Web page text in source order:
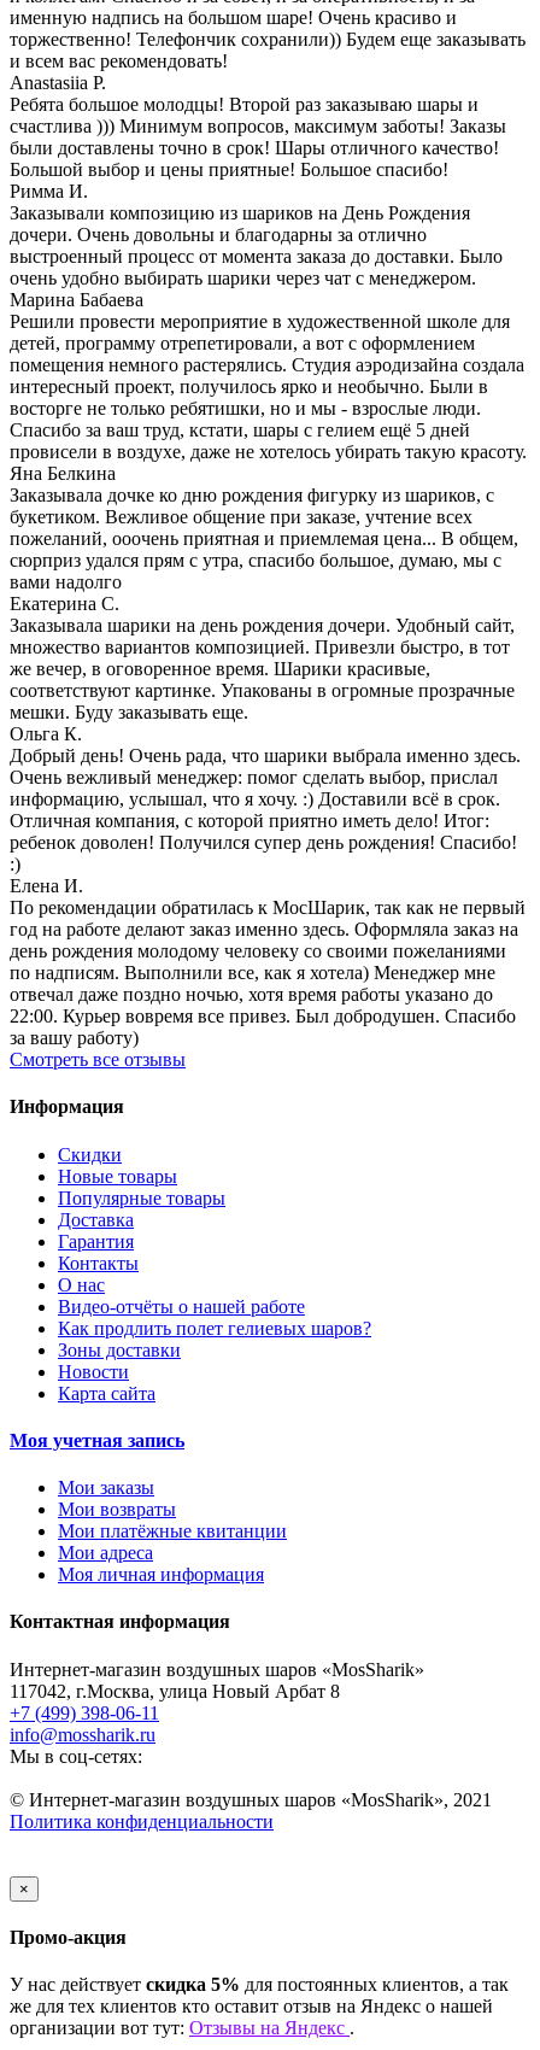
именную надпись на большом шаре! Очень красиво и
торжественно! Телефончик сохранили)) Будем еще заказывать
и всем вас рекомендовать!
Anastasiia P.
Ребята большое молодцы! Второй раз заказываю шары и
счастлива ))) Минимум вопросов, максимум заботы! Заказы
были доставлены точно в срок! Шары отличного качество!
Большой выбор и цены приятные! Большое спасибо!
Римма И.
Заказывали композицию из шариков на День Рождения
дочери. Очень довольны и благодарны за отлично
выстроенный процесс от момента заказа до доставки. Было
очень удобно выбирать шарики через чат с менеджером.
Марина Бабаева
Решили провести мероприятие в художественной школе для
детей, программу отрепетировали, а вот с оформлением
помещения немного растерялись. Студия аэродизайна создала
интересный проект, получилось ярко и необычно. Были в
восторге не только ребятишки, но и мы - взрослые люди.
Спасибо за ваш труд, кстати, шары с гелием ещё 5 дней
провисели в воздухе, даже не хотелось убирать такую красоту.
Яна Белкина
Заказывала дочке ко дню рождения фигурку из шариков, с
букетиком. Вежливое общение при заказе, учтение всех
пожеланий, ооочень приятная и приемлемая цена... В общем,
сюрприз удался прям с утра, спасибо большое, думаю, мы с
вами надолго
Екатерина С.
Заказывала шарики на день рождения дочери. Удобный сайт,
множество вариантов композицией. Привезли быстро, в тот
же вечер, в оговоренное время. Шарики красивые,
соответствуют картинке. Упакованы в огромные прозрачные
мешки. Буду заказывать еще.
Ольга К.
Добрый день! Очень рада, что шарики выбрала именно здесь.
Очень вежливый менеджер: помог сделать выбор, прислал
информацию, услышал, что я хочу. :) Доставили всё в срок.
Отличная компания, с которой приятно иметь дело! Итог:
ребенок доволен! Получился супер день рождения! Спасибо!
:)
Елена И.
По рекомендации обратилась к МосШарик, так как не первый
год на работе делают заказ именно здесь. Оформляла заказ на
день рождения молодому человеку со своими пожеланиями
по надписям. Выполнили все, как я хотела) Менеджер мне
отвечал даже поздно ночью, хотя время работы указано до
22:00. Курьер вовремя все привез. Был добродушен. Спасибо
за вашу работу)
Смотреть все отзывы
Информация
Скидки
Новые товары
Популярные товары
Доставка
Гарантия
Контакты
О нас
Видео-отчёты о нашей работе
Как продлить полет гелиевых шаров?
Зоны доставки
Новости
Карта сайта
Моя учетная запись
Мои заказы
Мои возвраты
Мои платёжные квитанции
Мои адреса
Моя личная информация
Контактная информация
Интернет-магазин воздушных шаров «MosSharik»
117042, г.Москва, улица Новый Арбат 8
+7 (499) 398-06-11
info@mossharik.ru
Мы в соц-сетях:
© Интернет-магазин воздушных шаров «MosSharik», 2021
Политика конфиденциальности
×
Промо-акция
У нас действует скидка 5% для постоянных клиентов, а так
же для тех клиентов кто оставит отзыв на Яндекс о нашей
организации вот тут: Отзывы на Яндекс .